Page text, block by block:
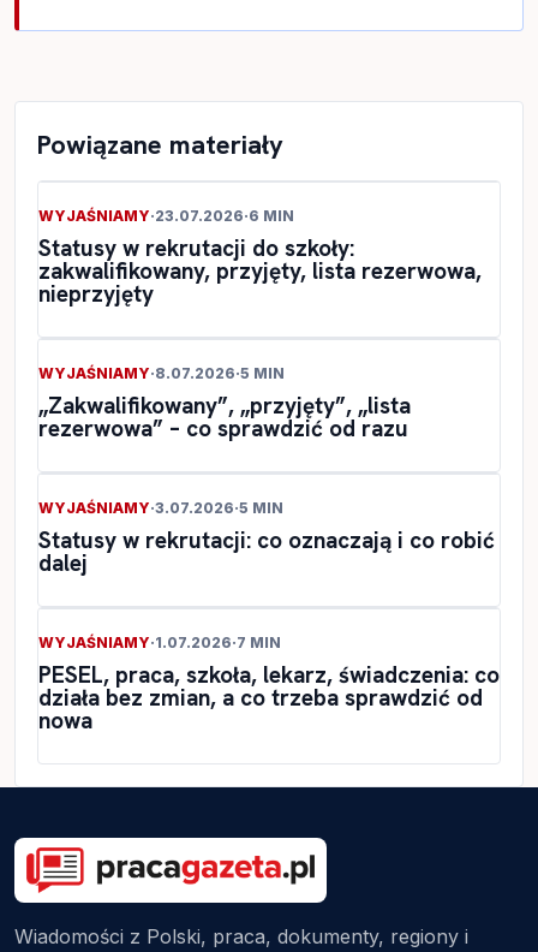
Powiązane materiały
WYJAŚNIAMY·23.07.2026·6 MIN
Statusy w rekrutacji do szkoły:
zakwalifikowany, przyjęty, lista rezerwowa,
nieprzyjęty
WYJAŚNIAMY·8.07.2026·5 MIN
„Zakwalifikowany”, „przyjęty”, „lista
rezerwowa” – co sprawdzić od razu
WYJAŚNIAMY·3.07.2026·5 MIN
Statusy w rekrutacji: co oznaczają i co robić
dalej
WYJAŚNIAMY·1.07.2026·7 MIN
PESEL, praca, szkoła, lekarz, świadczenia: co
działa bez zmian, a co trzeba sprawdzić od
nowa
Wiadomości z Polski, praca, dokumenty, regiony i